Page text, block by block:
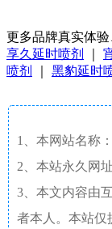
更多品牌真实体
享久延时喷剂
喷剂
黑豹延时
1、本网站名称：
2、本站永久网址
3、本文内容由
者本人。本站仅